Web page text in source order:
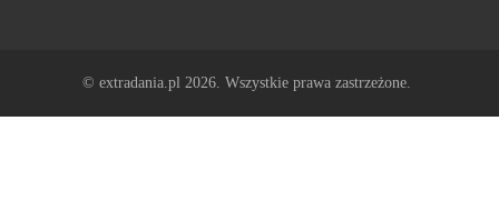
© extradania.pl 2026. Wszystkie prawa zastrzeżone.